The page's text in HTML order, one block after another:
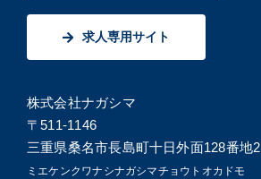
求人専用サイト
株式会社ナガシマ
〒511-1146
三重県桑名市長島町十日外面128番地2
ミエケンクワナシナガシマチョウトオカドモ